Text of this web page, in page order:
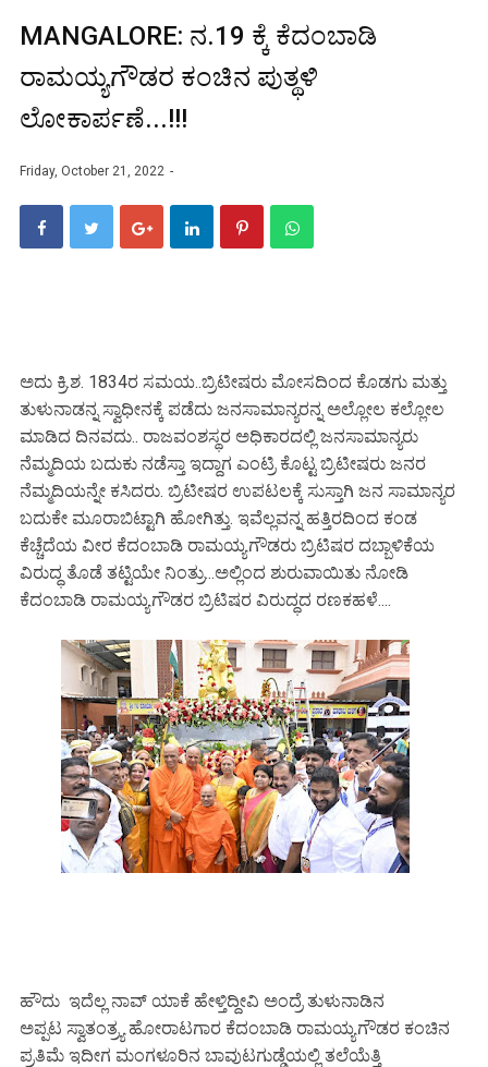
MANGALORE: ನ.19 ಕ್ಕೆ ಕೆದಂಬಾಡಿ
ರಾಮಯ್ಯಗೌಡರ ಕಂಚಿನ ಪುತ್ಥಳಿ
ಲೋಕಾರ್ಪಣೆ...!!!
Friday, October 21, 2022
ಅದು ಕ್ರಿ.ಶ. 1834ರ ಸಮಯ..ಬ್ರಿಟೀಷರು ಮೋಸದಿಂದ ಕೊಡಗು ಮತ್ತು
ತುಳುನಾಡನ್ನ ಸ್ವಾಧೀನಕ್ಕೆ ಪಡೆದು ಜನಸಾಮಾನ್ಯರನ್ನ ಅಲ್ಲೋಲ ಕಲ್ಲೋಲ
ಮಾಡಿದ ದಿನವದು.. ರಾಜವಂಶಸ್ಥರ ಅಧಿಕಾರದಲ್ಲಿ ಜನಸಾಮಾನ್ಯರು
ನೆಮ್ಮದಿಯ ಬದುಕು ನಡೆಸ್ತಾ ಇದ್ದಾಗ ಎಂಟ್ರಿ ಕೊಟ್ಟ ಬ್ರಿಟೀಷರು ಜನರ
ನೆಮ್ಮದಿಯನ್ನೇ ಕಸಿದರು. ಬ್ರಿಟೀಷರ ಉಪಟಲಕ್ಕೆ ಸುಸ್ತಾಗಿ ಜನ ಸಾಮಾನ್ಯರ
ಬದುಕೇ ಮೂರಾಬಿಟ್ಟಾಗಿ ಹೋಗಿತ್ತು. ಇವೆಲ್ಲವನ್ನ ಹತ್ತಿರದಿಂದ ಕಂಡ
ಕೆಚ್ಚೆದೆಯ ವೀರ ಕೆದಂಬಾಡಿ ರಾಮಯ್ಯಗೌಡರು ಬ್ರಿಟಿಷರ ದಬ್ಬಾಳಿಕೆಯ
ವಿರುದ್ಧ ತೊಡೆ ತಟ್ಟಿಯೇ ನಿಂತ್ರು...ಅಲ್ಲಿಂದ ಶುರುವಾಯಿತು ನೋಡಿ
ಕೆದಂಬಾಡಿ ರಾಮಯ್ಯಗೌಡರ ಬ್ರಿಟಿಷರ ವಿರುದ್ಧದ ರಣಕಹಳೆ....
ಹೌದು ಇದೆಲ್ಲ ನಾವ್ ಯಾಕೆ ಹೇಳ್ತಿದ್ದೀವಿ ಅಂದ್ರೆ ತುಳುನಾಡಿನ
ಅಪ್ಪಟ ಸ್ವಾತಂತ್ರ‍್ಯ ಹೋರಾಟಗಾರ ಕೆದಂಬಾಡಿ ರಾಮಯ್ಯಗೌಡರ ಕಂಚಿನ
ಪ್ರತಿಮೆ ಇದೀಗ ಮಂಗಳೂರಿನ ಬಾವುಟಗುಡ್ಡೆಯಲ್ಲಿ ತಲೆಯೆತ್ತಿ